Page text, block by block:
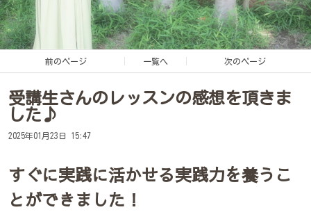
前のページ 一覧へ 次のページ
受講生さんのレッスンの感想を頂きま
した♪
2025年01月23日 15:47
すぐに実践に活かせる実践力を養うこ
とができました！